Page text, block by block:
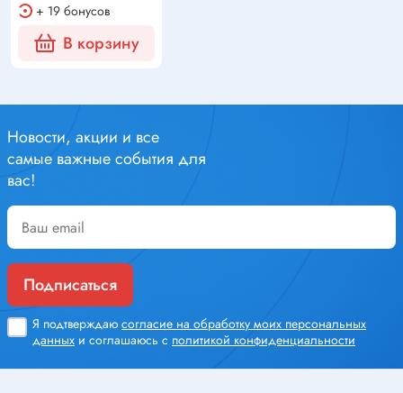
+ 19 бонусов
В корзину
Новости, акции и все
самые важные события для
вас!
Подписаться
Я подтверждаю согласие на обработку моих персональных
данных и соглашаюсь с политикой конфиденциальности